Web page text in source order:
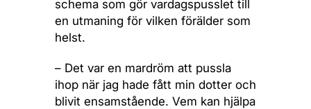
schema som gör vardagspusslet till
en utmaning för vilken förälder som
helst.
– Det var en mardröm att pussla
ihop när jag hade fått min dotter och
blivit ensamstående. Vem kan hjälpa